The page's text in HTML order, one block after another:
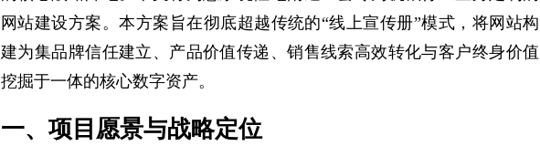
网站建设方案。本方案旨在彻底超越传统的“线上宣传册”模式，将网站构
建为集品牌信任建立、产品价值传递、销售线索高效转化与客户终身价值
挖掘于一体的核心数字资产。
一、项目愿景与战略定位